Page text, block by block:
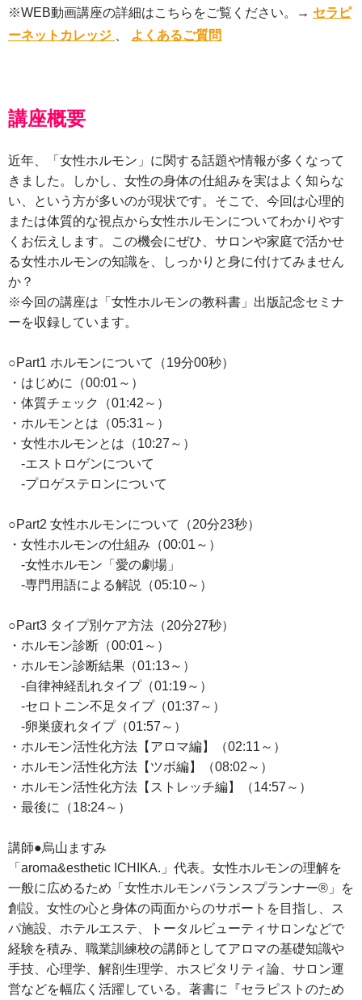
※WEB動画講座の詳細はこちらをご覧ください。→ セラピ
ーネットカレッジ
よくあるご質問
講座概要
近年、「女性ホルモン」に関する話題や情報が多くなって
きました。しかし、女性の身体の仕組みを実はよく知らな
い、という方が多いのが現状です。そこで、今回は心理的
または体質的な視点から女性ホルモンについてわかりやす
くお伝えします。この機会にぜひ、サロンや家庭で活かせ
る女性ホルモンの知識を、しっかりと身に付けてみません
か？
※今回の講座は「女性ホルモンの教科書」出版記念セミナ
ーを収録しています。
○Part1 ホルモンについて（19分00秒）
・はじめに（00:01～）
・体質チェック（01:42～）
・ホルモンとは（05:31～）
・女性ホルモンとは（10:27～）
-エストロゲンについて
-プロゲステロンについて
○Part2 女性ホルモンについて（20分23秒）
・女性ホルモンの仕組み（00:01～）
-女性ホルモン「愛の劇場」
-専門用語による解説（05:10～）
○Part3 タイプ別ケア方法（20分27秒）
・ホルモン診断（00:01～）
・ホルモン診断結果（01:13～）
-自律神経乱れタイプ（01:19～）
-セロトニン不足タイプ（01:37～）
-卵巣疲れタイプ（01:57～）
・ホルモン活性化方法【アロマ編】（02:11～）
・ホルモン活性化方法【ツボ編】（08:02～）
・ホルモン活性化方法【ストレッチ編】（14:57～）
・最後に（18:24～）
講師●烏山ますみ
「aroma&esthetic ICHIKA.」代表。女性ホルモンの理解を
一般に広めるため「女性ホルモンバランスプランナー®」を
創設。女性の心と身体の両面からのサポートを目指し、ス
パ施設、ホテルエステ、トータルビューティサロンなどで
経験を積み、職業訓練校の講師としてアロマの基礎知識や
手技、心理学、解剖生理学、ホスピタリティ論、サロン運
営などを幅広く活躍している。著書に『セラピストのため